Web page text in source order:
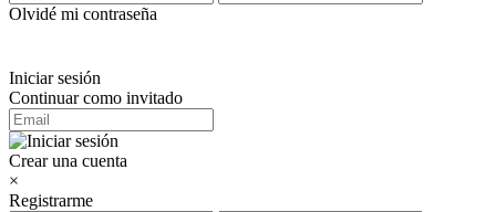
Olvidé mi contraseña
Iniciar sesión
Continuar como invitado
Crear una cuenta
×
Registrarme